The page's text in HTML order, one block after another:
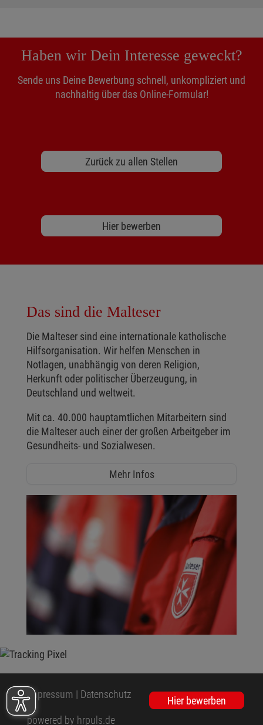
Haben wir Dein Interesse geweckt?
Sende uns Deine Bewerbung schnell, unkompliziert und
nachhaltig über das Online-Formular!
Zurück zu allen Stellen
Hier bewerben
Hier bewerben
Das sind die Malteser
Die Malteser sind eine internationale katholische
Hilfsorganisation. Wir helfen Menschen in
Notlagen, unabhängig von deren Religion,
Herkunft oder politischer Überzeugung, in
Deutschland und weltweit.
Mit ca. 40.000 hauptamtlichen Mitarbeitern sind
die Malteser auch einer der großen Arbeitgeber im
Gesundheits- und Sozialwesen.
Mehr Infos
Impressum | Datenschutz
powered by hrpuls.de